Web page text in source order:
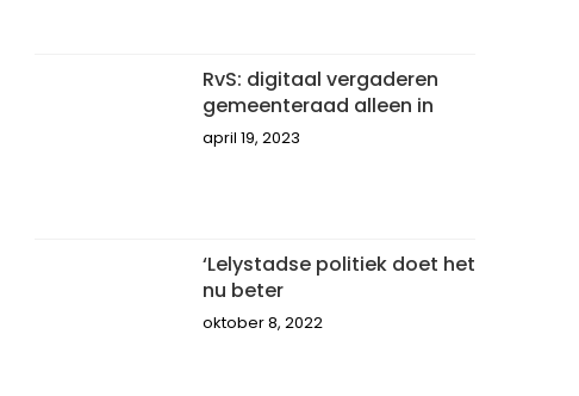
RvS: digitaal vergaderen
gemeenteraad alleen in
april 19, 2023
‘Lelystadse politiek doet het
nu beter
oktober 8, 2022